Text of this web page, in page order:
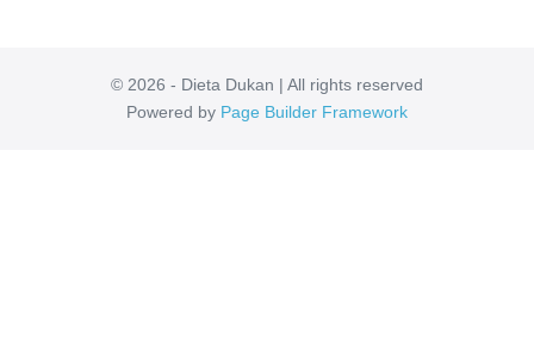
Aqui!
© 2026 - Dieta Dukan | All rights reserved
Powered by Page Builder Framework